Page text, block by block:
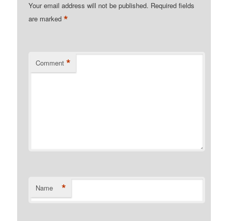
Your email address will not be published. Required fields
are marked*
Comment *
Name *